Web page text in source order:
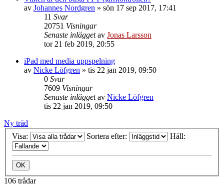
av Johannes Nordgren » sön 17 sep 2017, 17:41
11 Svar
20751 Visningar
Senaste inläggetav Jonas Larsson
tor 21 feb 2019, 20:55
iPad med media uppspelning
av Nicke Löfgren » tis 22 jan 2019, 09:50
0 Svar
7609 Visningar
Senaste inläggetav Nicke Löfgren
tis 22 jan 2019, 09:50
Ny tråd
Visa:
Sortera efter: Håll:
106 trådar